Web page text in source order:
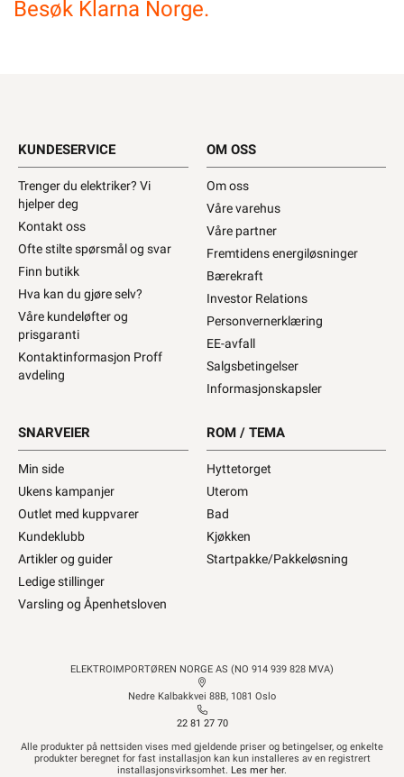
Besøk Klarna Norge.
KUNDESERVICE
Trenger du elektriker? Vi
hjelper deg
Kontakt oss
Ofte stilte spørsmål og svar
Finn butikk
Hva kan du gjøre selv?
Våre kundeløfter og
prisgaranti
Kontaktinformasjon Proff
avdeling
OM OSS
Om oss
Våre varehus
Våre partner
Fremtidens energiløsninger
Bærekraft
Investor Relations
Personvernerklæring
EE-avfall
Salgsbetingelser
Informasjonskapsler
SNARVEIER
Min side
Ukens kampanjer
Outlet med kuppvarer
Kundeklubb
Artikler og guider
Ledige stillinger
Varsling og Åpenhetsloven
ROM / TEMA
Hyttetorget
Uterom
Bad
Kjøkken
Startpakke/Pakkeløsning
ELEKTROIMPORTØREN NORGE AS (NO 914 939 828 MVA)
Nedre Kalbakkvei 88B, 1081 Oslo
22 81 27 70
Alle produkter på nettsiden vises med gjeldende priser og betingelser, og enkelte
produkter beregnet for fast installasjon kan kun installeres av en registrert
installasjonsvirksomhet. Les mer her.